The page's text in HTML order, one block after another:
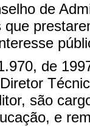
de
de
são
e